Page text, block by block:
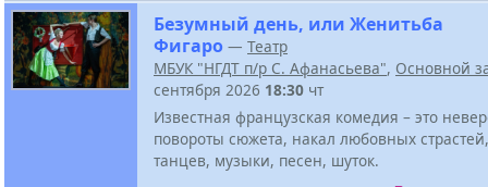
Безумный день, или Женитьба
Фигаро — Театр
МБУК "НГДТ п/р С. Афанасьева", Основной
сентября 2026 18:30 чт
Известная французская комедия – это
повороты сюжета, накал любовных
танцев, музыки, песен, шуток.